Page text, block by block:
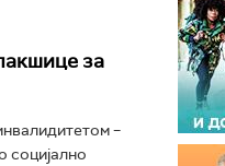
за
–
социјално